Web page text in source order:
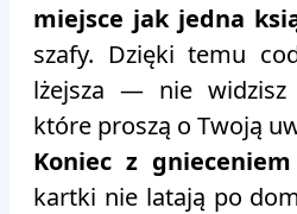
miejsce jak jedna
szafy. Dzięki temu
lżejsza — nie widzisz
które proszą o Twoją
Koniec z
kartki nie latają po